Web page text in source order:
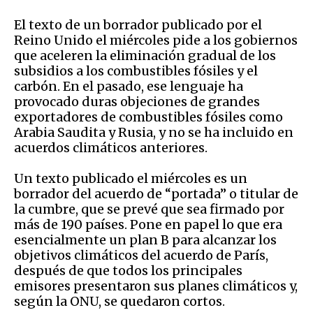
El texto de un borrador publicado por el
Reino Unido el miércoles pide a los gobiernos
que aceleren la eliminación gradual de los
subsidios a los combustibles fósiles y el
carbón. En el pasado, ese lenguaje ha
provocado duras objeciones de grandes
exportadores de combustibles fósiles como
Arabia Saudita y Rusia, y no se ha incluido en
acuerdos climáticos anteriores.
Un texto publicado el miércoles es un
borrador del acuerdo de “portada” o titular de
la cumbre, que se prevé que sea firmado por
más de 190 países. Pone en papel lo que era
esencialmente un plan B para alcanzar los
objetivos climáticos del acuerdo de París,
después de que todos los principales
emisores presentaron sus planes climáticos y,
según la ONU, se quedaron cortos.